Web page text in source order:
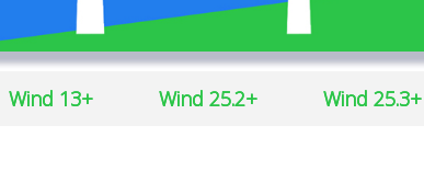
Wind 13+ Wind 25.2+ Wind 25.3+